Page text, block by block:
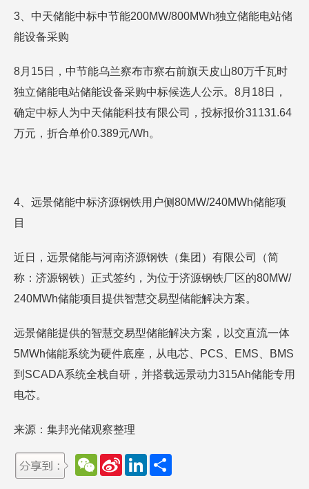
3、中天储能中标中节能200MW/800MWh独立储能电站储
能设备采购
8月15日，中节能乌兰察布市察右前旗天皮山80万千瓦时
独立储能电站储能设备采购中标候选人公示。8月18日，
确定中标人为中天储能科技有限公司，投标报价31131.64
万元，折合单价0.389元/Wh。
4、远景储能中标济源钢铁用户侧80MW/240MWh储能项
目
近日，远景储能与河南济源钢铁（集团）有限公司（简
称：济源钢铁）正式签约，为位于济源钢铁厂区的80MW/
240MWh储能项目提供智慧交易型储能解决方案。
远景储能提供的智慧交易型储能解决方案，以交直流一体
5MWh储能系统为硬件底座，从电芯、PCS、EMS、BMS
到SCADA系统全栈自研，并搭载远景动力315Ah储能专用
电芯。
来源：集邦光储观察整理
W
e
S
L